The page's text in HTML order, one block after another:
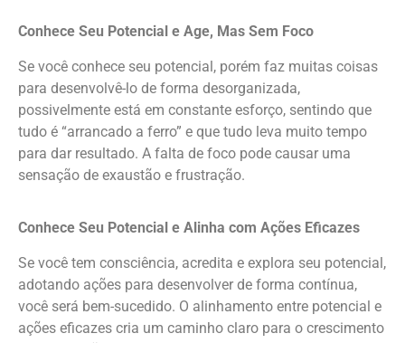
Conhece Seu Potencial e Age, Mas Sem Foco
Se você conhece seu potencial, porém faz muitas coisas
para desenvolvê-lo de forma desorganizada,
possivelmente está em constante esforço, sentindo que
tudo é “arrancado a ferro” e que tudo leva muito tempo
para dar resultado. A falta de foco pode causar uma
sensação de exaustão e frustração.
Conhece Seu Potencial e Alinha com Ações Eficazes
Se você tem consciência, acredita e explora seu potencial,
adotando ações para desenvolver de forma contínua,
você será bem-sucedido. O alinhamento entre potencial e
ações eficazes cria um caminho claro para o crescimento